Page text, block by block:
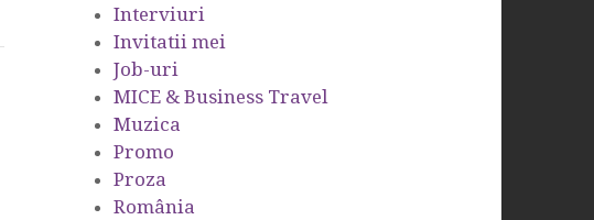
Interviuri
Invitatii mei
Job-uri
MICE & Business Travel
Muzica
Promo
Proza
România